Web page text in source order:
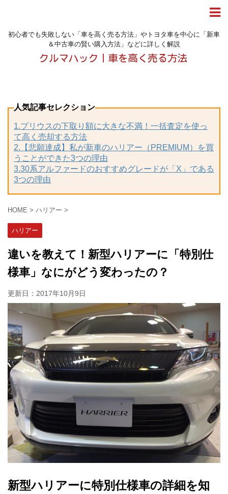
初心者でも失敗しない「車を高く売る方法」やトヨタ車を中心に「新車
＆中古車の賢い購入方法」などに詳しく解説
人気記事セレクション
1.プリウスの下取り額に大きな不満！一括査定を使っ
て高く売却する方法
2.【悲願達成】私が新車のハリアー（PREMIUM）を買
うことができた3つの理由
3.30系アルファードのおすすめグレードが「X」である
3つの理由
HOME > ハリアー >
ハリアー
違いを教えて！新型ハリアーに「特別仕
様車」なにがどう変わったの？
更新日： 2017年10月9日
新型ハリアーに特別仕様車の詳細を知